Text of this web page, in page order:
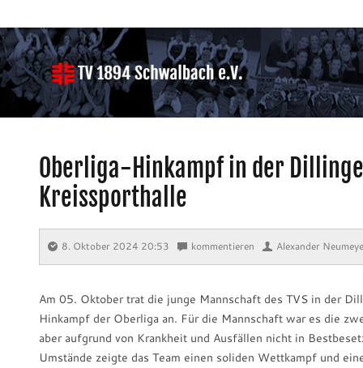
Oberliga-Hinkampf in der
Kreissporthalle
8. Oktober 2024 20:53 ⋅ kommentieren ⋅ Alexander
Am 05. Oktober trat die junge Mannschaft des TVS in der
Hinkampf der Oberliga an. Für die Mannschaft war es die
aber aufgrund von Krankheit und Ausfällen nicht in
Umstände zeigte das Team einen soliden Wettkampf und